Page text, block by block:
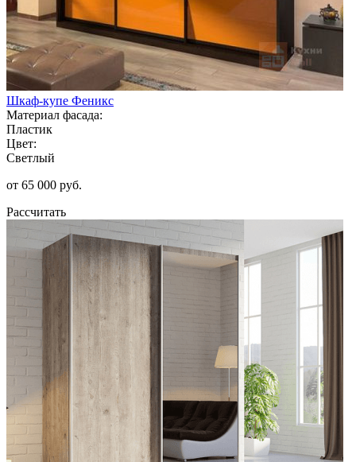
Шкаф-купе Феникс
Материал фасада:
Пластик
Цвет:
Светлый
от 65 000 руб.
Рассчитать